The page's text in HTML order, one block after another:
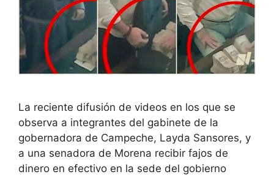
La reciente difusión de videos en los que se
observa a integrantes del gabinete de la
gobernadora de Campeche, Layda Sansores, y
a una senadora de Morena recibir fajos de
dinero en efectivo en la sede del gobierno